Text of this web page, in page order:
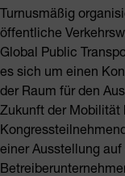
Turnusmäßig
öffentliche
Global Public
es sich um einen
der Raum für den
Zukunft der Mobilität
einer Ausstellung